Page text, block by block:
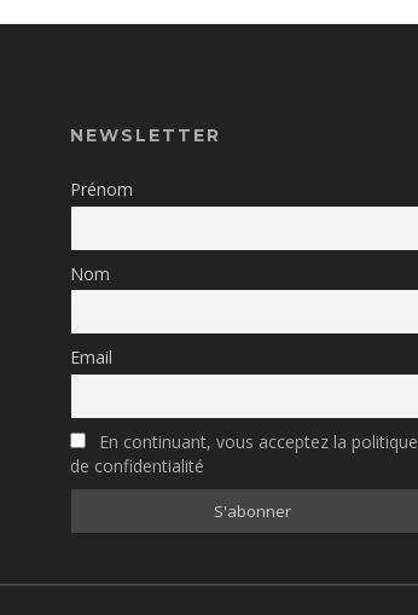
NEWSLETTER
Prénom
Nom
Email
En continuant, vous acceptez la politique
de confidentialité